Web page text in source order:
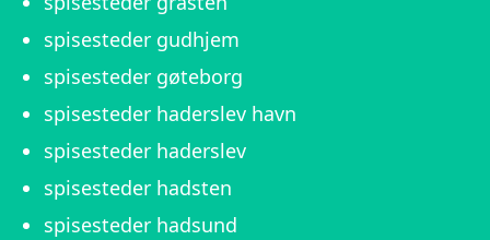
spisesteder gudhjem
spisesteder gøteborg
spisesteder haderslev havn
spisesteder haderslev
spisesteder hadsten
spisesteder hadsund